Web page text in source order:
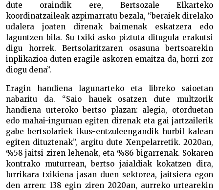
dute oraindik ere, Bertsozale Elkarteko
koordinatzaileak azpimarratu bezala, “beraiek direlako
udalera joaten direnak baimenak eskatzera edo
laguntzen bila. Su txiki asko piztuta ditugula erakutsi
digu horrek. Bertsolaritzaren osasuna bertsoarekin
inplikazioa duten eragile askoren emaitza da, horri zor
diogu dena”.
Eragin handiena lagunarteko eta libreko saioetan
nabaritu da. “Saio hauek osatzen dute multzorik
handiena urteroko bertso plazan: alegia, otorduetan
edo mahai-inguruan egiten direnak eta gai jartzailerik
gabe bertsolariek ikus-entzuleengandik hurbil kalean
egiten dituztenak”, argitu dute Xenpelarretik. 2020an,
%58 jaitsi ziren lehenak, eta %86 bigarrenak. Sokaren
kontrako muturrean, bertso jaialdiak kokatzen dira,
lurrikara txikiena jasan duen sektorea, jaitsiera egon
den arren: 138 egin ziren 2020an, aurreko urtearekin